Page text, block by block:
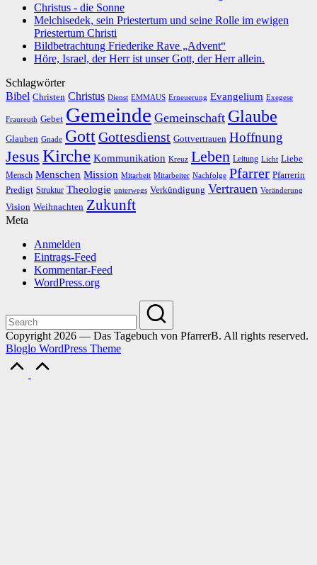
Christus - die Sonne
Melchisedek, sein Priestertum und seine Rolle im ewigen
Priestertum Christi
Bildbetrachtung Friederike Rave „Advent“
Höre, Israel, der Herr ist unser Gott, der Herr allein.
Schlagwörter
Bibel Christen Christus Dienst EMMAUS Erneuerung Evangelium Exegese
Fraureuth Gebet Gemeinde Gemeinschaft Glaube
Glauben Gnade GottGottesdienst Gottvertrauen Hoffnung
Jesus Kirche Kommunikation Kreuz Leben Leitung Licht Liebe
Mensch Menschen Mission Mitarbeit Mitarbeiter Nachfolge Pfarrer Pfarrerin
Predigt Struktur Theologie unterwegs Verkündigung Vertrauen Veränderung
Vision Weihnachten Zukunft
Meta
Anmelden
Eintrags-Feed
Kommentar-Feed
WordPress.org
Copyright 2026 — Das Tagebuch von PfarrerB. All rights reserved.
Bloglo WordPress Theme